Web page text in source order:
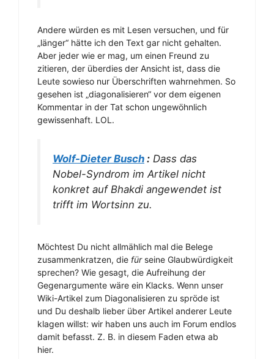
Andere würden es mit Lesen versuchen, und für
„länger“ hätte ich den Text gar nicht gehalten.
Aber jeder wie er mag, um einen Freund zu
zitieren, der überdies der Ansicht ist, dass die
Leute sowieso nur Überschriften wahrnehmen. So
gesehen ist „diagonalisieren“ vor dem eigenen
Kommentar in der Tat schon ungewöhnlich
gewissenhaft. LOL.
Wolf-Dieter Busch : Dass das
Nobel-Syndrom im Artikel nicht
konkret auf Bhakdi angewendet ist
trifft im Wortsinn zu.
Möchtest Du nicht allmählich mal die Belege
zusammenkratzen, die fürseine Glaubwürdigkeit
sprechen? Wie gesagt, die Aufreihung der
Gegenargumente wäre ein Klacks. Wenn unser
Wiki-Artikel zum Diagonalisieren zu spröde ist
und Du deshalb lieber über Artikel anderer Leute
klagen willst: wir haben uns auch im Forum endlos
damit befasst. Z. B. in diesem Faden etwa ab
hier.